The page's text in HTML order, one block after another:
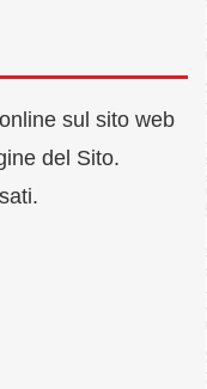
sul sito web
del Sito.